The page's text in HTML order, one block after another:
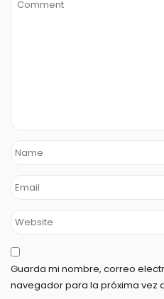
Guarda mi nombre, correo
navegador para la próxima vez